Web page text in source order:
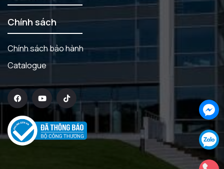
Chính sách
Chính sách bảo hành
Catalogue